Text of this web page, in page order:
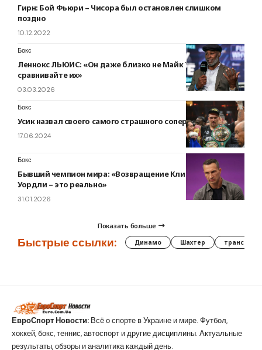
Гирн: Бой Фьюри – Чисора был остановлен слишком
поздно
10.12.2022
Бокс
Леннокс ЛЬЮИС: «Он даже близко не Майк Тайсон, не
сравнивайте их»
03.03.2026
Бокс
Усик назвал своего самого страшного соперника
17.06.2024
Бокс
Бывший чемпион мира: «Возвращение Кличко и бой с
Уордли – это реально»
31.01.2026
Показать больше
Быстрые ссылки: Динамо Шахтер трансферы
ЕвроСпорт Новости: Всё о спорте в Украине и мире. Футбол,
хоккей, бокс, теннис, автоспорт и другие дисциплины. Актуальные
результаты, обзоры и аналитика каждый день.